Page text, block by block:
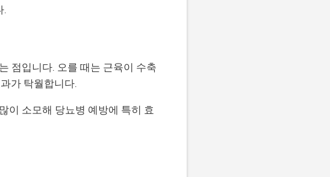
.
점입니다. 오를 때는 근육이 수축
가 탁월합니다.
이 소모해 당뇨병 예방에 특히 효